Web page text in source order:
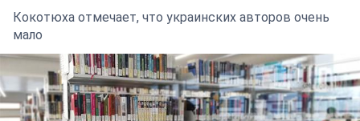
Кокотюха отмечает, что украинских авторов очень
мало